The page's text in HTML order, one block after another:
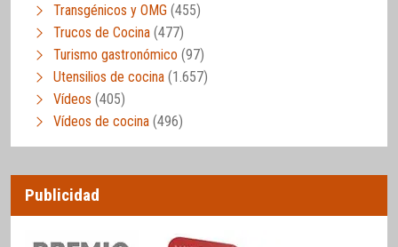
Transgénicos y OMG (455)
Trucos de Cocina (477)
Turismo gastronómico (97)
Utensilios de cocina (1.657)
Vídeos (405)
Vídeos de cocina (496)
Publicidad